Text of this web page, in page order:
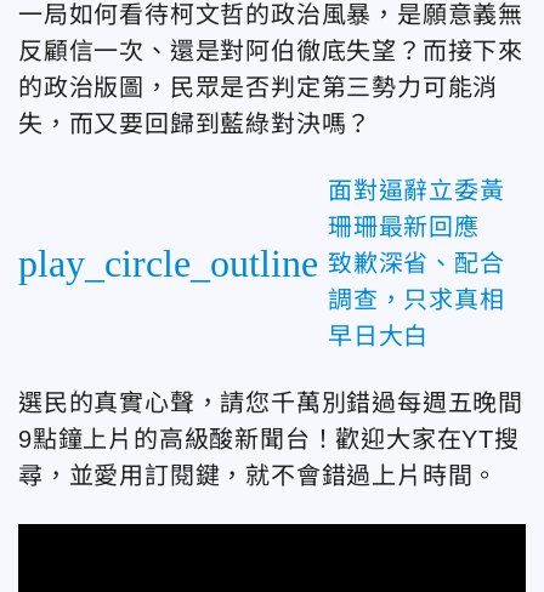
一局如何看待柯文哲的政治風暴，是願意義無
反顧信一次、還是對阿伯徹底失望？而接下來
的政治版圖，民眾是否判定第三勢力可能消
失，而又要回歸到藍綠對決嗎？
play_circle_outline
面對逼辭立委黃
珊珊最新回應
致歉深省、配合
調查，只求真相
早日大白
選民的真實心聲，請您千萬別錯過每週五晚間
9點鐘上片的高級酸新聞台！歡迎大家在YT搜
尋，並愛用訂閱鍵，就不會錯過上片時間。